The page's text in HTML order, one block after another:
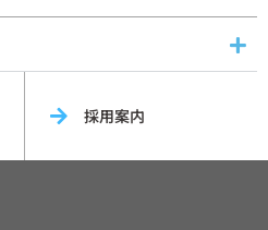
採用案内